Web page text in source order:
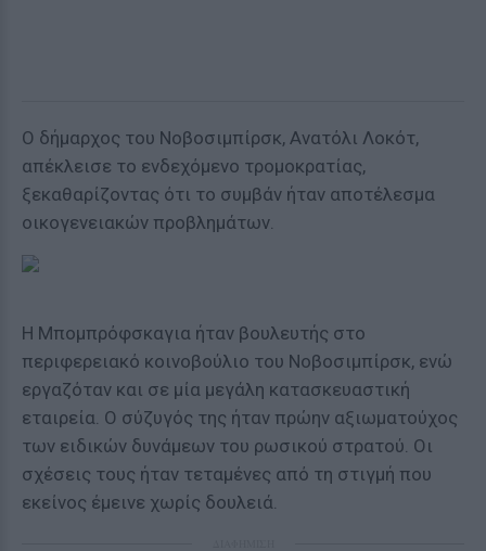
Ο δήμαρχος του Νοβοσιμπίρσκ, Ανατόλι Λοκότ,
απέκλεισε το ενδεχόμενο τρομοκρατίας,
ξεκαθαρίζοντας ότι το συμβάν ήταν αποτέλεσμα
οικογενειακών προβλημάτων.
Η Μπομπρόφσκαγια ήταν βουλευτής στο
περιφερειακό κοινοβούλιο του Νοβοσιμπίρσκ, ενώ
εργαζόταν και σε μία μεγάλη κατασκευαστική
εταιρεία. Ο σύζυγός της ήταν πρώην αξιωματούχος
των ειδικών δυνάμεων του ρωσικού στρατού. Οι
σχέσεις τους ήταν τεταμένες από τη στιγμή που
εκείνος έμεινε χωρίς δουλειά.